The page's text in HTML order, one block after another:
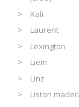
Kali
Laurent
Lexington
Liem
Linz
Liston